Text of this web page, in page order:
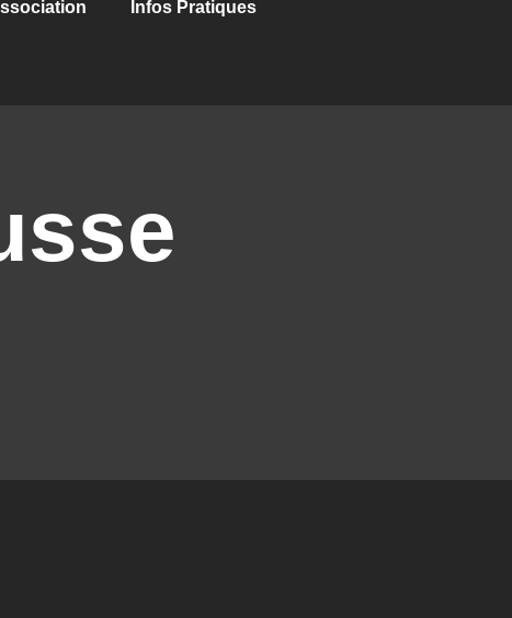
Infos Pratiques